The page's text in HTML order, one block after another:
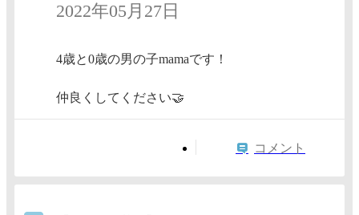
2022年05月27日
4歳と0歳の男の子mamaです！
仲良くしてください🤝
コメント